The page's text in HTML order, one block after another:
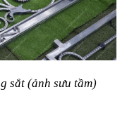
sắt (ảnh sưu tầm)